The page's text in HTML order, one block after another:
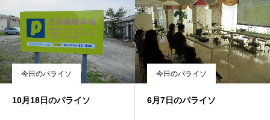
今日のパライソ
10月18日のパライソ
今日のパライソ
6月7日のパライソ